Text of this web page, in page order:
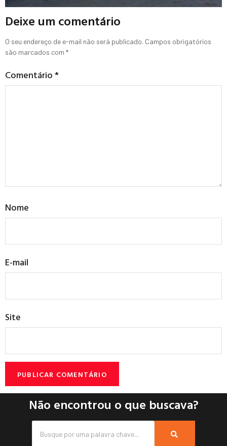
Deixe um comentário
O seu endereço de e-mail não será publicado. Campos obrigatórios
são marcados com *
Comentário*
Nome
E-mail
Site
Não encontrou o que buscava?